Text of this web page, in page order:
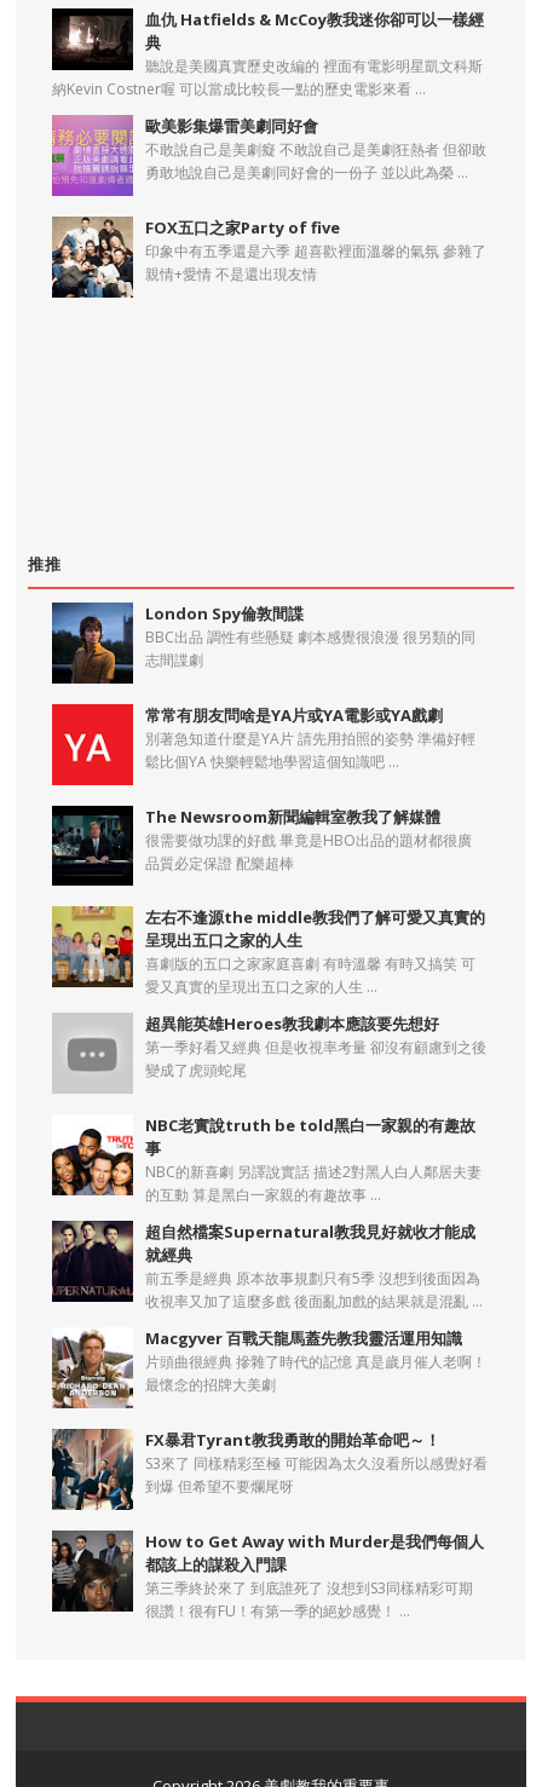
血仇 Hatfields & McCoy教我迷你卻可以一樣經
典
聽說是美國真實歷史改編的 裡面有電影明星凱文科斯
納Kevin Costner喔 可以當成比較長一點的歷史電影來看 ...
歐美影集爆雷美劇同好會
不敢說自己是美劇癡 不敢說自己是美劇狂熱者 但卻敢
勇敢地說自己是美劇同好會的一份子 並以此為榮 ...
FOX五口之家Party of five
印象中有五季還是六季 超喜歡裡面溫馨的氣氛 參雜了
親情+愛情 不是還出現友情
推推
London Spy倫敦間諜
BBC出品 調性有些懸疑 劇本感覺很浪漫 很另類的同
志間諜劇
常常有朋友問啥是YA片或YA電影或YA戲劇
別著急知道什麼是YA片 請先用拍照的姿勢 準備好輕
鬆比個YA 快樂輕鬆地學習這個知識吧 ...
The Newsroom新聞編輯室教我了解媒體
很需要做功課的好戲 畢竟是HBO出品的題材都很廣
品質必定保證 配樂超棒
左右不逢源the middle教我們了解可愛又真實的
呈現出五口之家的人生
喜劇版的五口之家家庭喜劇 有時溫馨 有時又搞笑 可
愛又真實的呈現出五口之家的人生 ...
超異能英雄Heroes教我劇本應該要先想好
第一季好看又經典 但是收視率考量 卻沒有顧慮到之後
變成了虎頭蛇尾
NBC老實說truth be told黑白一家親的有趣故
事
NBC的新喜劇 另譯說實話 描述2對黑人白人鄰居夫妻
的互動 算是黑白一家親的有趣故事 ...
超自然檔案Supernatural教我見好就收才能成
就經典
前五季是經典 原本故事規劃只有5季 沒想到後面因為
收視率又加了這麼多戲 後面亂加戲的結果就是混亂 ...
Macgyver 百戰天龍馬蓋先教我靈活運用知識
片頭曲很經典 摻雜了時代的記憶 真是歲月催人老啊！
最懷念的招牌大美劇
FX暴君Tyrant教我勇敢的開始革命吧～！
S3來了 同樣精彩至極 可能因為太久沒看所以感覺好看
到爆 但希望不要爛尾呀
How to Get Away with Murder是我們每個人
都該上的謀殺入門課
第三季終於來了 到底誰死了 沒想到S3同樣精彩可期
很讚！很有FU！有第一季的絕妙感覺！ ...